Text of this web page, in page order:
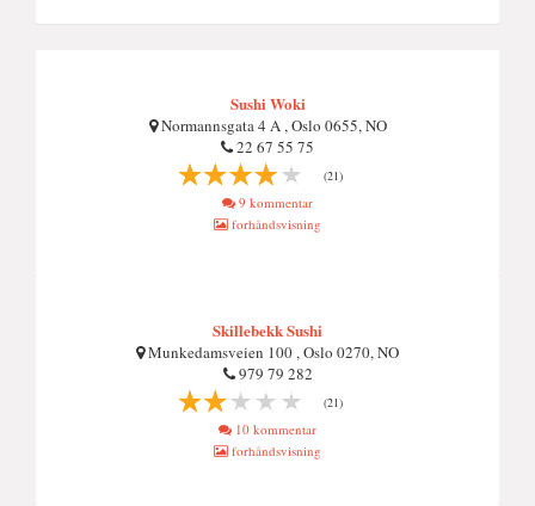
Sushi Woki
Normannsgata 4 A , Oslo 0655, NO
22 67 55 75
(21)
9 kommentar
forhåndsvisning
Skillebekk Sushi
Munkedamsveien 100 , Oslo 0270, NO
979 79 282
(21)
10 kommentar
forhåndsvisning